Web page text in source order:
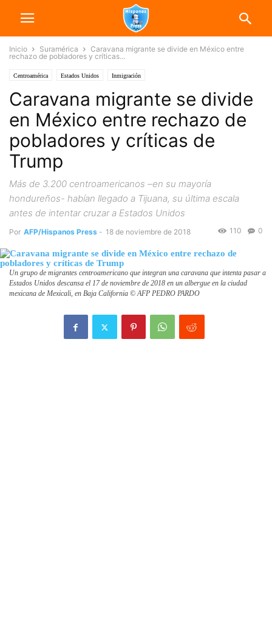
Inicio Suramérica
Caravana migrante se divide en México entre
rechazo de pobladores y críticas...
Centroamérica Estados Unidos Inmigración
Caravana migrante se divide
en México entre rechazo de
pobladores y críticas de
Trump
Más de 3.200 centroamericanos –en su mayoría
hondureños- habían llegado a Tijuana, su última escala
antes de intentar cruzar a Estados Unidos
Por AFP/Hispanos Press - 18 de noviembre de 2018 0
110
Un grupo de migrantes centroamericano que integran una caravana que intenta pasar a
Estados Unidos descansa el 17 de noviembre de 2018 en un albergue en la ciudad
mexicana de Mexicali, en Baja California © AFP PEDRO PARDO